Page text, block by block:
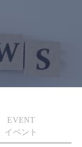
EVENT
イベント